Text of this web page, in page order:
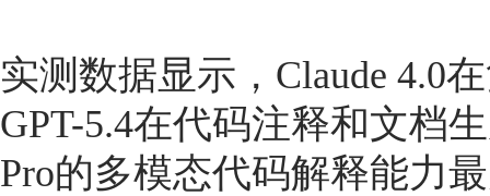
实测数据显示，Claude 4.0
GPT-5.4在代码注释和文档
Pro的多模态代码解释能力